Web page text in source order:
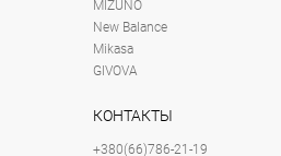
MIZUNO
New Balance
Mikasa
GIVOVA
КОНТАКТЫ
+380(66)786-21-19